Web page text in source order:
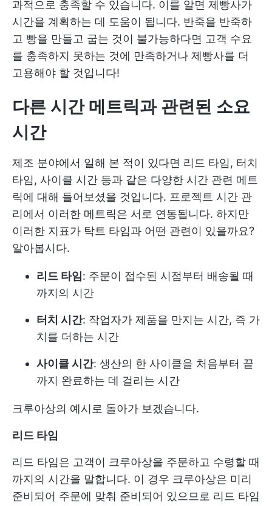
과적으로 충족할 수 있습니다. 이를 알면 제빵사가
시간을 계획하는 데 도움이 됩니다. 반죽을 반죽하
고 빵을 만들고 굽는 것이 불가능하다면 고객 수요
를 충족하지 못하는 것에 만족하거나 제빵사를 더
고용해야 할 것입니다!
다른 시간 메트릭과 관련된 소요
시간
제조 분야에서 일해 본 적이 있다면 리드 타임, 터치
타임, 사이클 시간 등과 같은 다양한 시간 관련 메트
릭에 대해 들어보셨을 것입니다. 프로젝트 시간 관
리에서 이러한 메트릭은 서로 연동됩니다. 하지만
이러한 지표가 탁트 타임과 어떤 관련이 있을까요?
알아봅시다.
리드 타임 : 주문이 접수된 시점부터 배송될 때
까지의 시간
터치 시간: 작업자가 제품을 만지는 시간, 즉 가
치를 더하는 시간
사이클 시간: 생산의 한 사이클을 처음부터 끝
까지 완료하는 데 걸리는 시간
크루아상의 예시로 돌아가 보겠습니다.
리드 타임
리드 타임은 고객이 크루아상을 주문하고 수령할 때
까지의 시간을 말합니다. 이 경우 크루아상은 미리
준비되어 주문에 맞춰 준비되어 있으므로 리드 타임